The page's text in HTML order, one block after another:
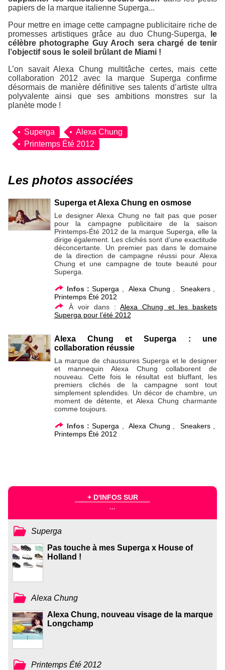
papiers de la marque italienne Superga...
Pour mettre en image cette campagne publicitaire riche de
promesses artistiques grâce au duo Chung-Superga, le
célèbre photographe Guy Aroch sera chargé de tenir
l’objectif sous le soleil brûlant de Miami !
L’on savait Alexa Chung multitâche certes, mais cette
collaboration 2012 avec la marque Superga confirme
désormais de manière définitive ses talents d’artiste ultra
polyvalente ainsi que ses ambitions monstres sur la
planète mode !
Superga
Alexa Chung
Printemps Été 2012
Les photos associées
Superga et Alexa Chung en osmose
Le designer Alexa Chung ne fait pas que poser
pour la campagne publicitaire de la saison
Printemps-Été 2012 de la marque Superga, elle la
dirige également. Les clichés sont d’une exactitude
déconcertante. Un premier pas dans le domaine
de la direction de campagne réussi pour Alexa
Chung et une campagne de toute beauté pour
Superga.
Infos : Superga ,Alexa Chung Sneakers,
Printemps Été 2012
À voir dans :Alexa Chung et les baskets
Superga pour l’été 2012
Alexa Chung et Superga : une
collaboration réussie
La marque de chaussures Superga et le designer
et mannequin Alexa Chung collaborent de
nouveau. Cette fois le résultat est bluffant, les
premiers clichés de la campagne sont tout
simplement splendides. Un décor de chambre, un
moment de détente, et Alexa Chung charmante
comme toujours.
Infos : Superga ,Alexa Chung , Sneakers,
Printemps Été 2012
+ D'INFOS SUR
...
Superga
Pas touche à mes Superga x House of
Holland !
Alexa Chung
Alexa Chung, nouveau visage de la marque
Longchamp
Printemps Été 2012